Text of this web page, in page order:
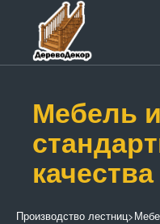
Мебель
Производство лестниц>